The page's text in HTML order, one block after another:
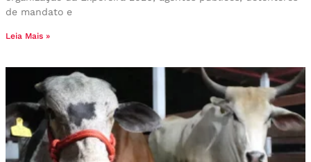
de mandato e
Leia Mais »